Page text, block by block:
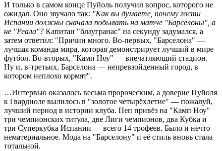
И только в самом конце Пуйоль получил вопрос, которого не
ожидал. Оно звучало так: "Как вы думаете, почему гости
Испании должны сначала побывать на матче "Барселоны", а
не "Реала"? Капитан "блаугранас" на секунду задумался, а
затем ответил: "Причин много. Во-первых, "Барселона" —
лучшая команда мира, которая демонстрирует лучший в мире
футбол. Во-вторых, "Камп Ноу" — впечатляющий стадион.
Ну и, в-третьих, Барселона — непревзойденный город, в
котором неплохо кормят".
…Интервью оказалось весьма пророческим, а доверие Пуйоля
к Гвардиоле вылилось в "золотое четырёхлетие" — пожалуй,
лучший период в истории клуба. Пеп привёз на "Камп Ноу"
три чемпионских титула, две Лиги чемпионов, два Кубка и
три Суперкубка Испании — всего 14 трофеев. Было и нечто
нематериальное. Мода на "Барселону" и её стиль вновь стала
тотальной.